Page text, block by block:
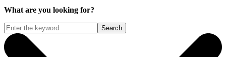
What are you looking for?
Search